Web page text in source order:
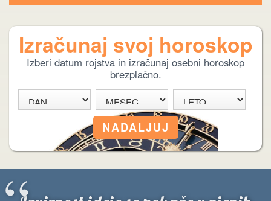
Izračunaj svoj horoskop
Izberi datum rojstva in izračunaj osebni horoskop
brezplačno.